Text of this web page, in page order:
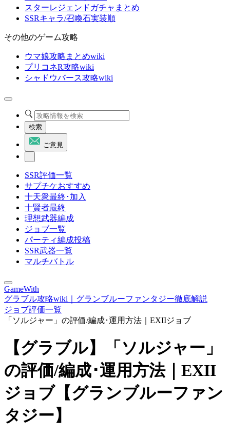
スターレジェンドガチャまとめ
SSRキャラ/召喚石実装順
その他のゲーム攻略
ウマ娘攻略まとめwiki
プリコネR攻略wiki
シャドウバース攻略wiki
検索
ご意見
SSR評価一覧
サプチケおすすめ
十天衆最終･加入
十賢者最終
理想武器編成
ジョブ一覧
パーティ編成投稿
SSR武器一覧
マルチバトル
GameWith
グラブル攻略wiki｜グランブルーファンタジー徹底解説
ジョブ評価一覧
「ソルジャー」の評価/編成･運用方法｜EXIIジョブ
【グラブル】「ソルジャー」
の評価/編成･運用方法｜EXII
ジョブ【グランブルーファン
タジー】